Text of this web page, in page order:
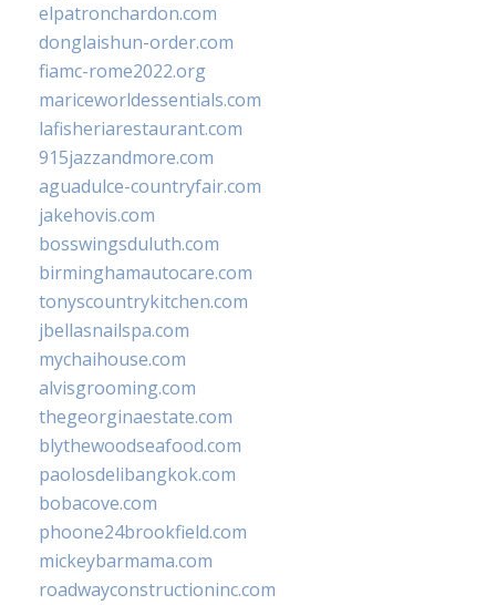
elpatronchardon.com
donglaishun-order.com
fiamc-rome2022.org
mariceworldessentials.com
lafisheriarestaurant.com
915jazzandmore.com
aguadulce-countryfair.com
jakehovis.com
bosswingsduluth.com
birminghamautocare.com
tonyscountrykitchen.com
jbellasnailspa.com
mychaihouse.com
alvisgrooming.com
thegeorginaestate.com
blythewoodseafood.com
paolosdelibangkok.com
bobacove.com
phoone24brookfield.com
mickeybarmama.com
roadwayconstructioninc.com